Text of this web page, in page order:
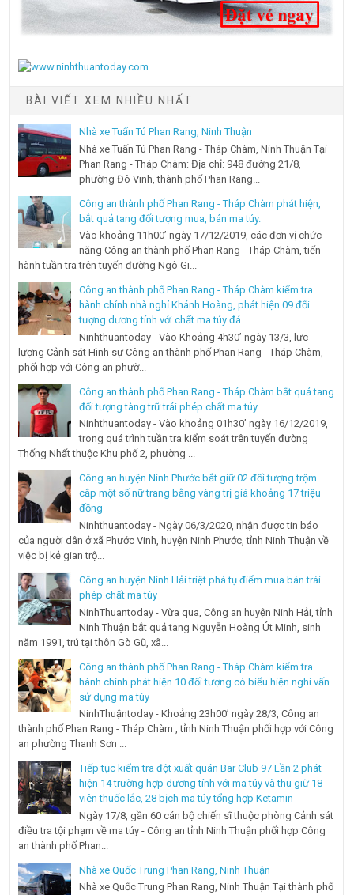
BÀI VIẾT XEM NHIỀU NHẤT
Nhà xe Tuấn Tú Phan Rang, Ninh Thuận
Nhà xe Tuấn Tú Phan Rang - Tháp Chàm, Ninh Thuận Tại
Phan Rang - Tháp Chàm: Địa chỉ: 948 đường 21/8,
phường Đô Vinh, thành phố Phan Rang...
Công an thành phố Phan Rang - Tháp Chàm phát hiện,
bắt quả tang đối tượng mua, bán ma túy.
Vào khoảng 11h00’ ngày 17/12/2019, các đơn vị chức
năng Công an thành phố Phan Rang - Tháp Chàm, tiến
hành tuần tra trên tuyến đường Ngô Gi...
Công an thành phố Phan Rang - Tháp Chàm kiểm tra
hành chính nhà nghỉ Khánh Hoàng, phát hiện 09 đối
tượng dương tính với chất ma túy đá
Ninhthuantoday - Vào Khoảng 4h30’ ngày 13/3, lực
lượng Cảnh sát Hình sự Công an thành phố Phan Rang - Tháp Chàm,
phối hợp với Công an phườ...
Công an thành phố Phan Rang - Tháp Chàm bắt quả tang
đối tượng tàng trữ trái phép chất ma túy
Ninhthuantoday - Vào khoảng 01h30’ ngày 16/12/2019,
trong quá trình tuần tra kiểm soát trên tuyến đường
Thống Nhất thuộc Khu phố 2, phường ...
Công an huyện Ninh Phước bắt giữ 02 đối tượng trộm
cắp một số nữ trang bằng vàng trị giá khoảng 17 triệu
đồng
Ninhthuantoday - Ngày 06/3/2020, nhận được tin báo
của người dân ở xã Phước Vinh, huyện Ninh Phước, tỉnh Ninh Thuận về
việc bị kẻ gian trộ...
Công an huyện Ninh Hải triệt phá tụ điểm mua bán trái
phép chất ma túy
NinhThuantoday - Vừa qua, Công an huyện Ninh Hải, tỉnh
Ninh Thuận bắt quả tang Nguyễn Hoàng Út Minh, sinh
năm 1991, trú tại thôn Gò Gũ, xã...
Công an thành phố Phan Rang - Tháp Chàm kiểm tra
hành chính phát hiện 10 đối tượng có biểu hiện nghi vấn
sử dụng ma túy
NinhThuậntoday - Khoảng 23h00’ ngày 28/3, Công an
thành phố Phan Rang - Tháp Chàm , tỉnh Ninh Thuận phối hợp với Công
an phường Thanh Sơn ...
Tiếp tục kiểm tra đột xuất quán Bar Club 97 Lần 2 phát
hiện 14 trường hợp dương tính với ma túy và thu giữ 18
viên thuốc lắc, 28 bịch ma túy tổng hợp Ketamin
Ngày 17/8, gần 60 cán bộ chiến sĩ thuộc phòng Cảnh sát
điều tra tội phạm về ma túy - Công an tỉnh Ninh Thuận phối hợp Công
an thành phố Phan...
Nhà xe Quốc Trung Phan Rang, Ninh Thuận
Nhà xe Quốc Trung Phan Rang, Ninh Thuận Tại thành phố